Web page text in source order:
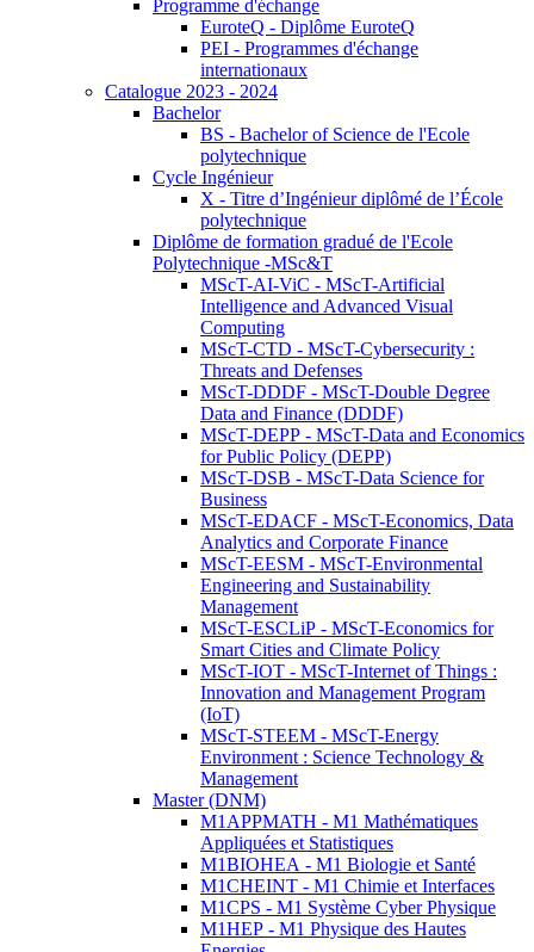
Programme d'échange
EuroteQ - Diplôme EuroteQ
PEI - Programmes d'échange
internationaux
Catalogue 2023 - 2024
Bachelor
BS - Bachelor of Science de l'Ecole
polytechnique
Cycle Ingénieur
X - Titre d’Ingénieur diplômé de l’École
polytechnique
Diplôme de formation gradué de l'Ecole
Polytechnique -MSc&T
MScT-AI-ViC - MScT-Artificial
Intelligence and Advanced Visual
Computing
MScT-CTD - MScT-Cybersecurity :
Threats and Defenses
MScT-DDDF - MScT-Double Degree
Data and Finance (DDDF)
MScT-DEPP - MScT-Data and Economics
for Public Policy (DEPP)
MScT-DSB - MScT-Data Science for
Business
MScT-EDACF - MScT-Economics, Data
Analytics and Corporate Finance
MScT-EESM - MScT-Environmental
Engineering and Sustainability
Management
MScT-ESCLiP - MScT-Economics for
Smart Cities and Climate Policy
MScT-IOT - MScT-Internet of Things :
Innovation and Management Program
(IoT)
MScT-STEEM - MScT-Energy
Environment : Science Technology &
Management
Master (DNM)
M1APPMATH - M1 Mathématiques
Appliquées et Statistiques
M1BIOHEA - M1 Biologie et Santé
M1CHEINT - M1 Chimie et Interfaces
M1CPS - M1 Système Cyber Physique
M1HEP - M1 Physique des Hautes